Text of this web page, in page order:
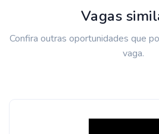
Vagas
Confira outras oportunidades que
vaga.